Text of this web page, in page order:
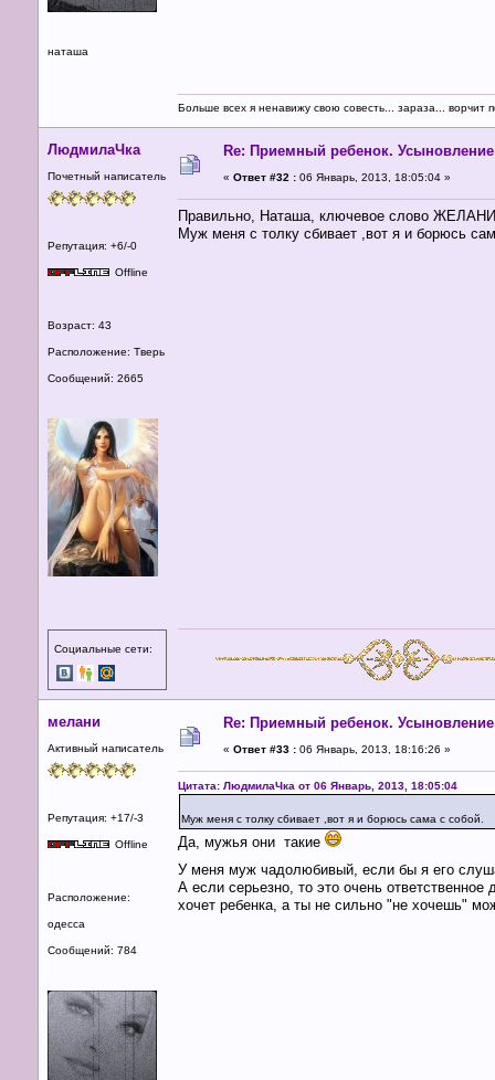
наташа
Больше всех я ненавижу свою совесть... зараза...
ЛюдмилаЧка
Почетный написатель
Репутация: +6/-0
Offline
Возраст: 43
Расположение: Тверь
Сообщений: 2665
Социальные сети:
Re: Приемный ребенок. Усыновление
« Ответ #32 : 06 Январь, 2013, 18:05:04 »
Правильно, Наташа, ключевое слово
Муж меня с толку сбивает ,вот я и борюсь
мелани
Активный написатель
Репутация: +17/-3
Offline
Расположение:
одесса
Сообщений: 784
Re: Приемный ребенок. Усыновление
« Ответ #33 : 06 Январь, 2013, 18:16:26 »
Цитата: ЛюдмилаЧка от 06 Январь, 2013, 18:05:04
Муж меня с толку сбивает ,вот я и борюсь сама с собой.
Да, мужья они такие
У меня муж чадолюбивый, если бы я его
А если серьезно, то это очень
хочет ребенка, а ты не сильно "не хочешь"